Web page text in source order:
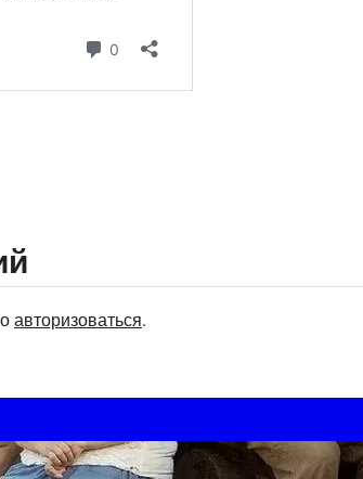
авторизоваться.